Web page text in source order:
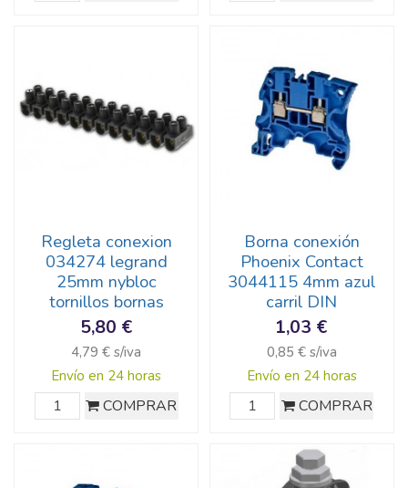
Regleta conexion
034274 legrand
25mm nybloc
tornillos bornas
5,80 €
4,79 € s/iva
Envío en 24 horas
COMPRAR
Borna conexión
Phoenix Contact
3044115 4mm azul
carril DIN
1,03 €
0,85 € s/iva
Envío en 24 horas
COMPRAR